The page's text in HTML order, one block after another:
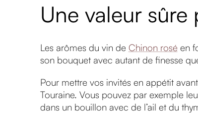
Une valeur
Les arômes du vin de Chinon rosé en
son bouquet avec autant de finesse
Pour mettre vos invités en appétit
Touraine. Vous pouvez par exemple
dans un bouillon avec de l’ail et du